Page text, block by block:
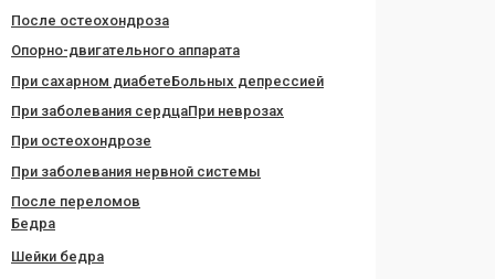
После остеохондроза
Опорно-двигательного аппарата
При сахарном диабетеБольных депрессией
При заболевания сердцаПри неврозах
При остеохондрозе
При заболевания нервной системы
После переломов
Бедра
Шейки бедра